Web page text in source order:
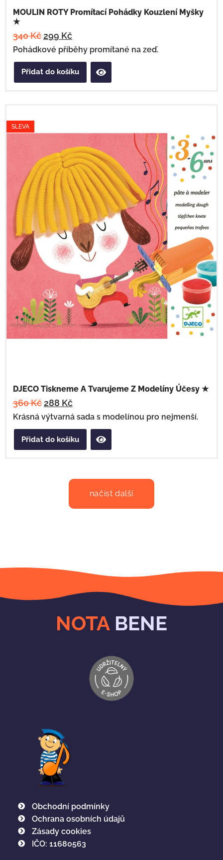
MOULIN ROTY Promítací Pohádky Kouzlení Myšky
★
340Kč 299 Kč
Pohádkové příběhy promítané na zeď.
Přidat do košíku
SLEVA
DJECO Tiskneme A Tvarujeme Z Modelíny Účesy ★
360Kč288 Kč
Krásná výtvarná sada s modelínou pro nejmenší.
Přidat do košíku
načíst další
NOTA BENE
Obchodní podmínky
Ochrana osobních údajů
Zásady cookies
IČO: 11680563